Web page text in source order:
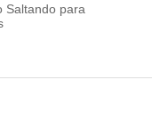
Saltando para